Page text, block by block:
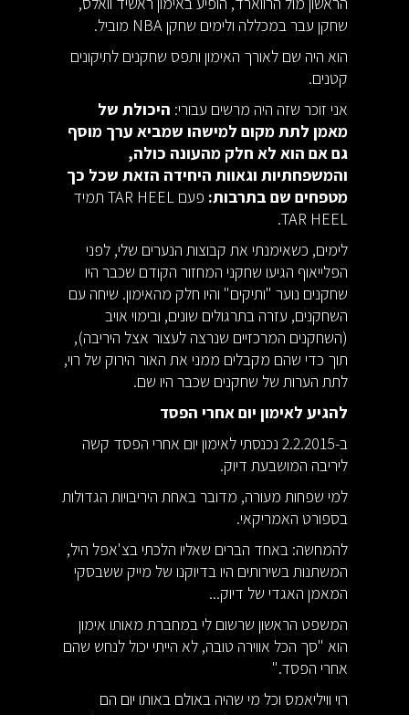
שחקן עבר במכללה ולימים שחקן NBA מוביל.
הוא היה שם לאורך האימון ותפס שחקנים לתיקונים
קטנים.
אני זוכר שזה היה מרשים עבורי: היכולת של
מאמן לתת מקום למישהו שמביא ערך מוסף
גם אם הוא לא חלק מהעונה כולה,
והמשפחתיות וגאוות היחידה הזאת שכל כך
מטפחים שם בתרבות:
פעם TAR HEEL תמיד
TAR HEEL.
לימים, כשאימנתי את קבוצות הנערים שלי, לפני
הפלייאוף הגיעו שחקני המחזור הקודם שכבר היו
שחקנים נוער "ותיקים" והיו חלק מהאימון. שיחה עם
השחקנים, עזרה בתרגולים שונים, ובימוי אויב
(השחקנים המרכזיים שנרצה לעצור אצל היריבה),
תוך כדי שהם מקבלים ממני את האור הירוק של רוי,
לתת הערות של שחקנים שכבר היו שם.
להגיע לאימון יום אחרי הפסד
ב-2.2.2015 נכנסתי לאימון יום אחרי הפסד קשה
ליריבה המושבעת דיוק.
למי שפחות מעורה, מדובר באחת היריבויות הגדולות
בספורט האמריקאי.
להמחשה: באחד הברים שאליו הלכתי בצ'אפל היל,
המשתנות בשירותים היו בדיוקנו של מייק ששבסקי
המאמן האגדי של דיוק...
המשפט הראשון שרשום לי במחברת מאותו אימון
הוא "סך הכל אווירה טובה, לא הייתי יכול לנחש שהם
אחרי הפסד."
רוי וויליאמס וכל מי שהיה באולם באותו יום הם